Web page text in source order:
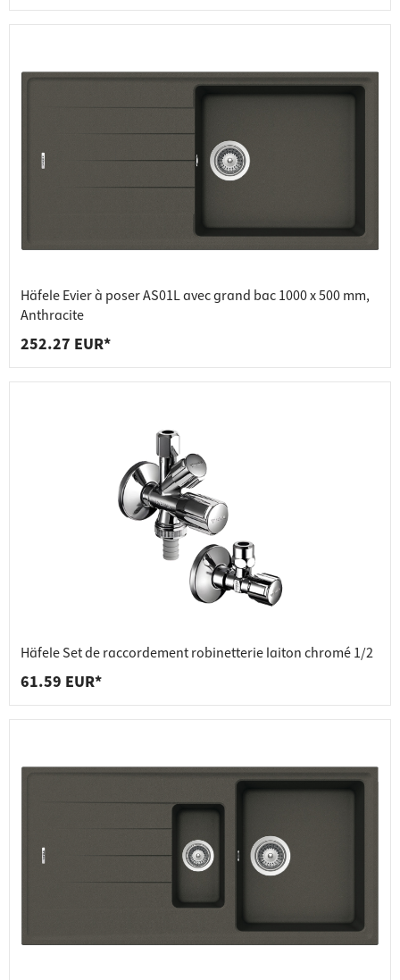
Häfele Evier à poser AS01L avec grand bac 1000 x 500 mm,
Anthracite
252.27 EUR*
Häfele Set de raccordement robinetterie laiton chromé 1/2
61.59 EUR*